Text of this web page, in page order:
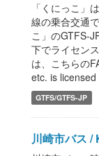
「くにっこ」
線の乗合交通
こ」のGTFS-
下でライセン
は、こちらの
etc. is licensed
GTFS/GTFS-JP
川崎市バス